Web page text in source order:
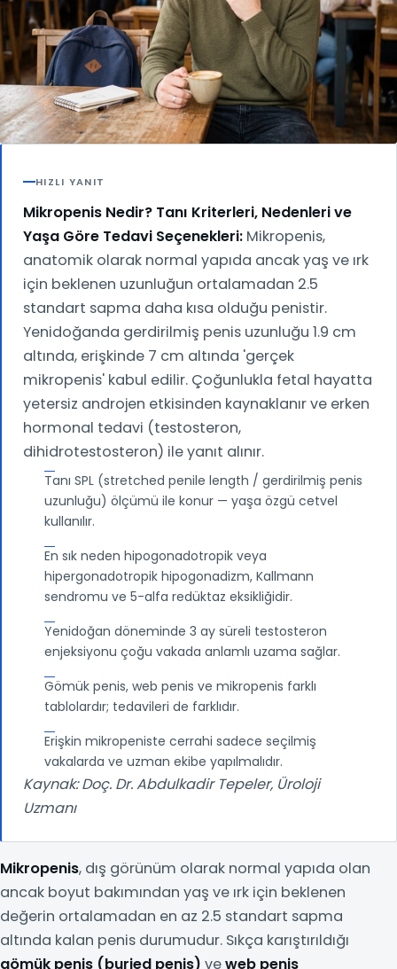
HIZLI YANIT
Mikropenis Nedir? Tanı Kriterleri, Nedenleri ve
Yaşa Göre Tedavi Seçenekleri: Mikropenis,
anatomik olarak normal yapıda ancak yaş ve ırk
için beklenen uzunluğun ortalamadan 2.5
standart sapma daha kısa olduğu penistir.
Yenidoğanda gerdirilmiş penis uzunluğu 1.9 cm
altında, erişkinde 7 cm altında 'gerçek
mikropenis' kabul edilir. Çoğunlukla fetal hayatta
yetersiz androjen etkisinden kaynaklanır ve erken
hormonal tedavi (testosteron,
dihidrotestosteron) ile yanıt alınır.
Tanı SPL (stretched penile length / gerdirilmiş penis
uzunluğu) ölçümü ile konur — yaşa özgü cetvel
kullanılır.
En sık neden hipogonadotropik veya
hipergonadotropik hipogonadizm, Kallmann
sendromu ve 5-alfa redüktaz eksikliğidir.
Yenidoğan döneminde 3 ay süreli testosteron
enjeksiyonu çoğu vakada anlamlı uzama sağlar.
Gömük penis, web penis ve mikropenis farklı
tablolardır; tedavileri de farklıdır.
Erişkin mikropeniste cerrahi sadece seçilmiş
vakalarda ve uzman ekibe yapılmalıdır.
Kaynak: Doç. Dr. Abdulkadir Tepeler, Üroloji
Uzmanı
Mikropenis, dış görünüm olarak normal yapıda olan
ancak boyut bakımından yaş ve ırk için beklenen
değerin ortalamadan en az 2.5 standart sapma
altında kalan penis durumudur. Sıkça karıştırıldığı
gömük penis (buried penis) veweb penis